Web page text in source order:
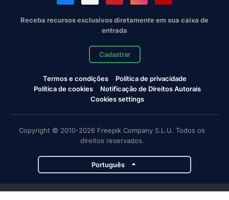
Receba recursos exclusivos diretamente em sua caixa de
entrada
Cadastrar
Termos e condições
Política de privacidade
Política de cookies
Notificação de Direitos Autorais
Cookies settings
Copyright © 2010-2026 Freepik Company S.L.U. Todos os
direitos reservados.
Português